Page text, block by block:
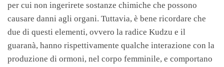
per cui non ingerirete sostanze chimiche che possono
causare danni agli organi. Tuttavia, è bene ricordare che
due di questi elementi, ovvero la radice Kudzu e il
guaranà, hanno rispettivamente qualche interazione con la
produzione di ormoni, nel corpo femminile, e comportano